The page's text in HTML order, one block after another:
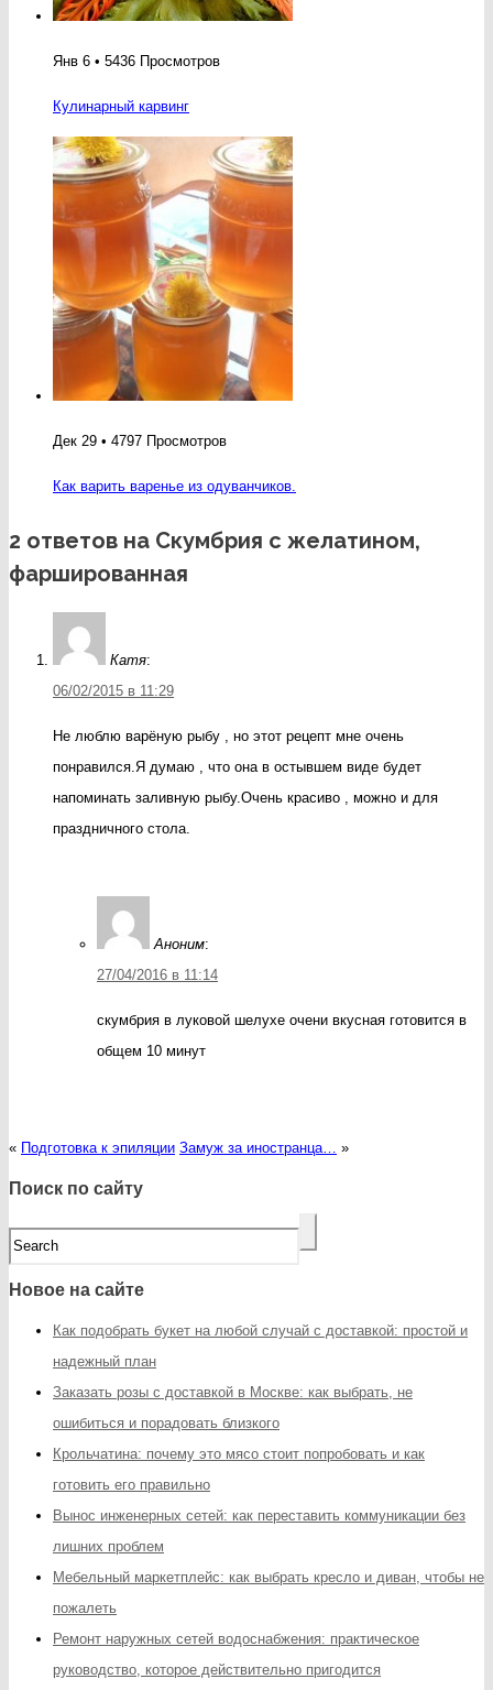
Янв 6 • 5436 Просмотров
Кулинарный карвинг
Дек 29 • 4797 Просмотров
Как варить варенье из одуванчиков.
2 ответов на Скумбрия с желатином,
фаршированная
Катя:
06/02/2015 в 11:29
Не люблю варёную рыбу , но этот рецепт мне очень
понравился.Я думаю , что она в остывшем виде будет
напоминать заливную рыбу.Очень красиво , можно и для
праздничного стола.
Аноним:
27/04/2016 в 11:14
скумбрия в луковой шелухе очени вкусная готовится в
общем 10 минут
« Подготовка к эпиляции Замуж за иностранца… »
Поиск по сайту
Новое на сайте
Как подобрать букет на любой случай с доставкой: простой и
надежный план
Заказать розы с доставкой в Москве: как выбрать, не
ошибиться и порадовать близкого
Крольчатина: почему это мясо стоит попробовать и как
готовить его правильно
Вынос инженерных сетей: как переставить коммуникации без
лишних проблем
Мебельный маркетплейс: как выбрать кресло и диван, чтобы не
пожалеть
Ремонт наружных сетей водоснабжения: практическое
руководство, которое действительно пригодится